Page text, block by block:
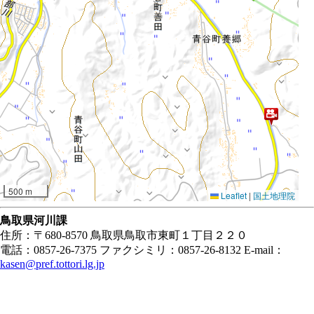
500 m Leaflet | 国土地理院
鳥取県河川課
住所：〒680-8570 鳥取県鳥取市東町１丁目２２０
電話：0857-26-7375 ファクシミリ：0857-26-8132 E-mail：
kasen@pref.tottori.lg.jp